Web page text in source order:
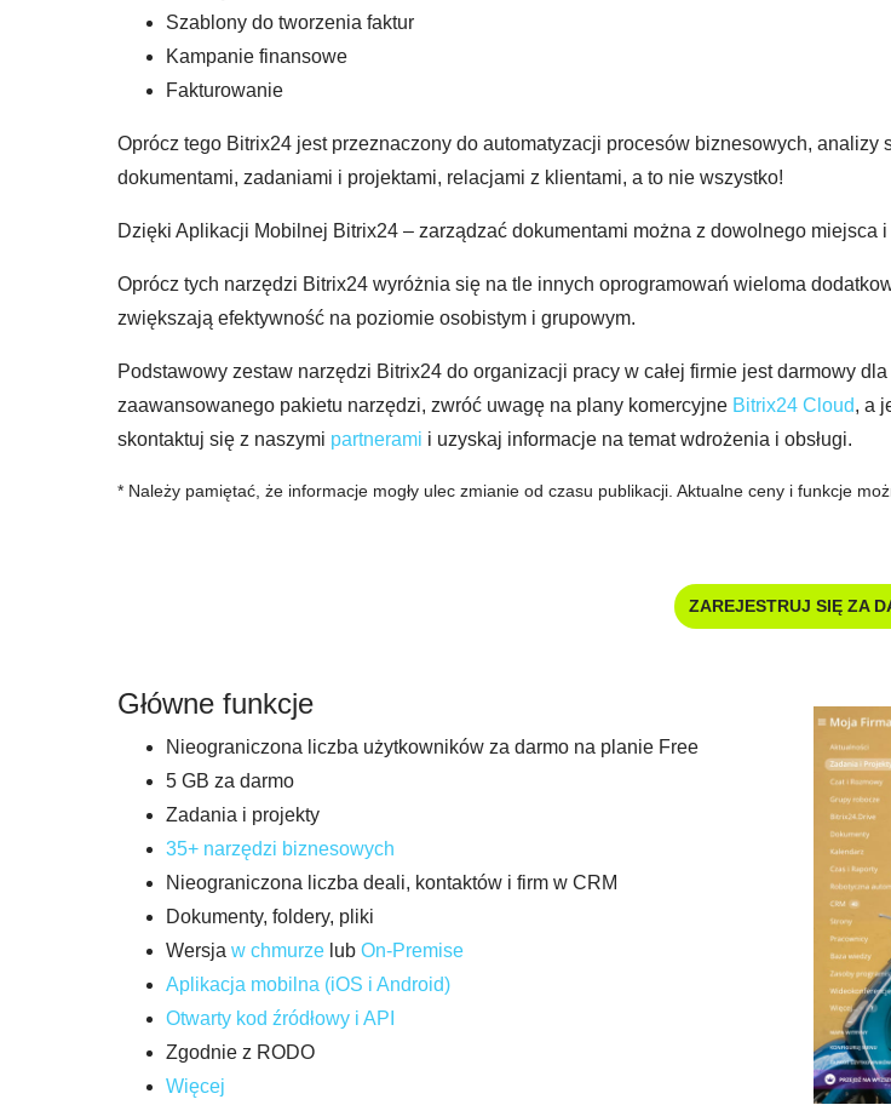
Szablony do tworzenia faktur
Kampanie finansowe
Fakturowanie
Oprócz tego Bitrix24 jest przeznaczony do automatyzacji procesów biznesowych,
dokumentami, zadaniami i projektami, relacjami z klientami, a to nie wszystko!
Dzięki Aplikacji Mobilnej Bitrix24 – zarządzać dokumentami można z dowolnego miejsca
Oprócz tych narzędzi Bitrix24 wyróżnia się na tle innych oprogramowań wieloma
zwiększają efektywność na poziomie osobistym i grupowym.
Podstawowy zestaw narzędzi Bitrix24 do organizacji pracy w całej firmie jest darmowy
zaawansowanego pakietu narzędzi, zwróć uwagę na plany komercyjne Bitrix24 Cloud, a
skontaktuj się z naszymi partnerami i uzyskaj informacje na temat wdrożenia i obsługi.
* Należy pamiętać, że informacje mogły ulec zmianie od czasu publikacji. Aktualne ceny i funkcje
ZAREJESTRUJ SIĘ ZA
Główne funkcje
Nieograniczona liczba użytkowników za darmo na planie Free
5 GB za darmo
Zadania i projekty
35+ narzędzi biznesowych
Nieograniczona liczba deali, kontaktów i firm w CRM
Dokumenty, foldery, pliki
Wersja w chmurze lub On-Premise
Aplikacja mobilna (iOS i Android)
Otwarty kod źródłowy i API
Zgodnie z RODO
Więcej